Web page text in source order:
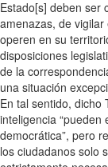
Estado[s] deben ser
amenazas, de
operen en su
disposiciones
de la
una situación
En tal sentido, dicho
inteligencia
democrática”, pero
los ciudadanos solo